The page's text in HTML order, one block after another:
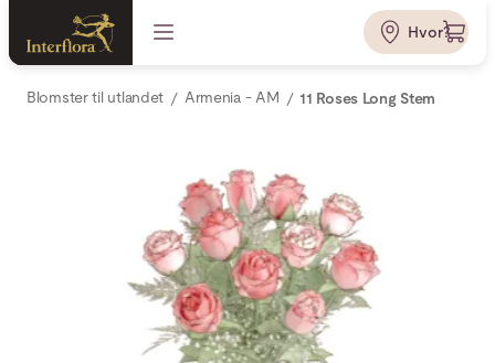
Hvor?
Blomster til utlandet Armenia - AM 11 Roses Long Stem